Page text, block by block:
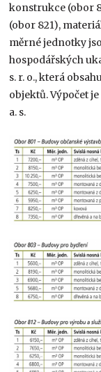
konstrukce (obor
(obor 821),
měrné jednotky
hospodářských
s. r. o., která
objektů. Výpočet
a. s.